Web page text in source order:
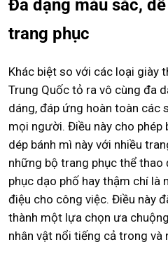
Đa dạng màu sắc,
trang phục
Khác biệt so với các loại giày
Trung Quốc tỏ ra vô cùng đa
dáng, đáp ứng hoàn toàn các
mọi người. Điều này cho phép
dép bánh mì này với nhiều
những bộ trang phục thể thao
phục dạo phố hay thậm chí là
điệu cho công việc. Điều này
thành một lựa chọn ưa
nhân vật nổi tiếng cả trong và